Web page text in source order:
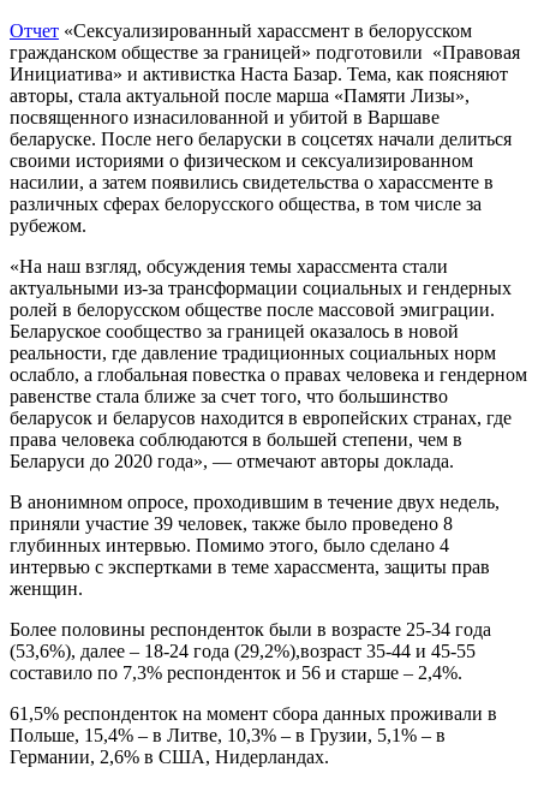
Отчет «Сексуализированный харассмент в белорусском
гражданском обществе за границей» подготовили «Правовая
Инициатива» и активистка Наста Базар. Тема, как поясняют
авторы, стала актуальной после марша «Памяти Лизы»,
посвященного изнасилованной и убитой в Варшаве
беларуске. После него беларуски в соцсетях начали делиться
своими историями о физическом и сексуализированном
насилии, а затем появились свидетельства о харассменте в
различных сферах белорусского общества, в том числе за
рубежом.
«На наш взгляд, обсуждения темы харассмента стали
актуальными из-за трансформации социальных и гендерных
ролей в белорусском обществе после массовой эмиграции.
Беларуское сообщество за границей оказалось в новой
реальности, где давление традиционных социальных норм
ослабло, а глобальная повестка о правах человека и гендерном
равенстве стала ближе за счет того, что большинство
беларусок и беларусов находится в европейских странах, где
права человека соблюдаются в большей степени, чем в
Беларуси до 2020 года», — отмечают авторы доклада.
В анонимном опросе, проходившим в течение двух недель,
приняли участие 39 человек, также было проведено 8
глубинных интервью. Помимо этого, было сделано 4
интервью с экспертками в теме харассмента, защиты прав
женщин.
Более половины респонденток были в возрасте 25-34 года
(53,6%), далее – 18-24 года (29,2%),возраст 35-44 и 45-55
составило по 7,3% респонденток и 56 и старше – 2,4%.
61,5% респонденток на момент сбора данных проживали в
Польше, 15,4% – в Литве, 10,3% – в Грузии, 5,1% – в
Германии, 2,6% в США, Нидерландах.